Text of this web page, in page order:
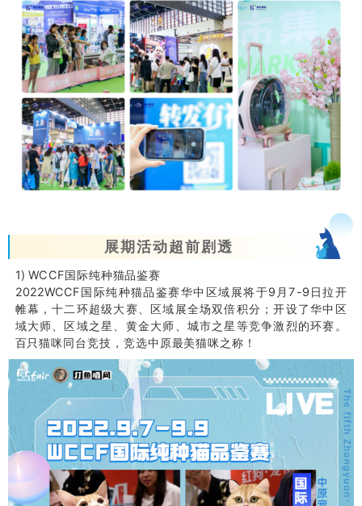
展期活动超前剧透
1) WCCF国际纯种猫品鉴赛
2022WCCF国际纯种猫品鉴赛华中区域展将于9月7-9日拉开
帷幕，十二环超级大赛、区域展全场双倍积分；开设了华中区
域大师、区域之星、黄金大师、城市之星等竞争激烈的环赛。
百只猫咪同台竞技，竞选中原最美猫咪之称！